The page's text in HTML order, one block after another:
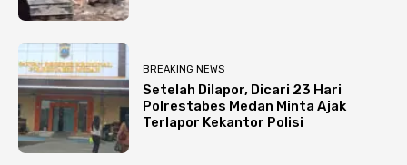
BREAKING NEWS
Setelah Dilapor, Dicari 23 Hari
Polrestabes Medan Minta Ajak
Terlapor Kekantor Polisi